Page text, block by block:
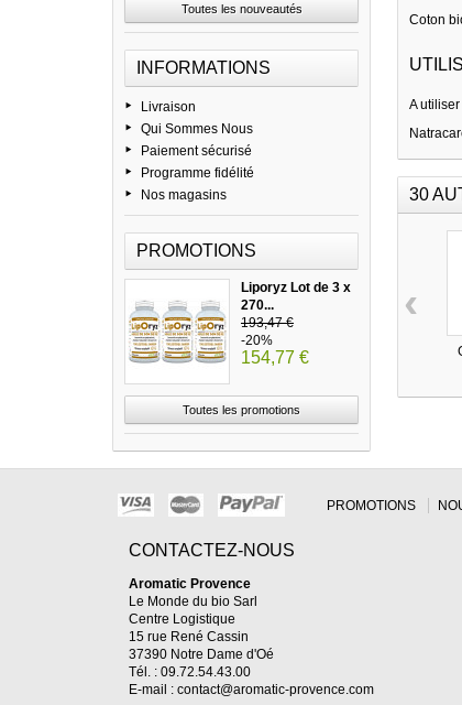
Toutes les nouveautés
INFORMATIONS
Livraison
Qui Sommes Nous
Paiement sécurisé
Programme fidélité
Nos magasins
PROMOTIONS
Liporyz Lot de 3 x
270...
193,47 €
-20%
154,77 €
Toutes les promotions
Coton
A
30
‹
PROMOTIONS
CONTACTEZ-NOUS
Aromatic Provence
Le Monde du bio Sarl
Centre Logistique
15 rue René Cassin
37390 Notre Dame d'Oé
Tél. : 09.72.54.43.00
E-mail : contact@aromatic-provence.com